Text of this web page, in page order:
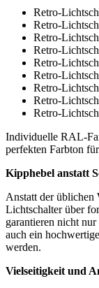
Retro-
Retro-
Retro-
Retro-
Retro-
Retro-
Retro-
Retro-
Retro-
Individuelle RAL-
perfekten Farbton
Kipphebel anstatt
Anstatt der üblichen
Lichtschalter über
garantieren nicht
auch ein
werden.
Vielseitigkeit und